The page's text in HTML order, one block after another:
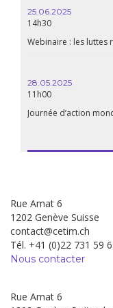
25.06.2025
14h30
Webinaire : les luttes
28.05.2025
11h00
Journée d’action
Rue Amat 6
1202 Genève Suisse
contact@cetim.ch
Tél. +41 (0)22 731 59
Nous contacter
Rue Amat 6